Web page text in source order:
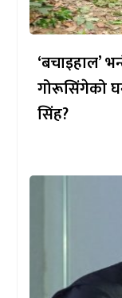
‘बचाइहाल’
गोरूसिंगेको
सिंह?